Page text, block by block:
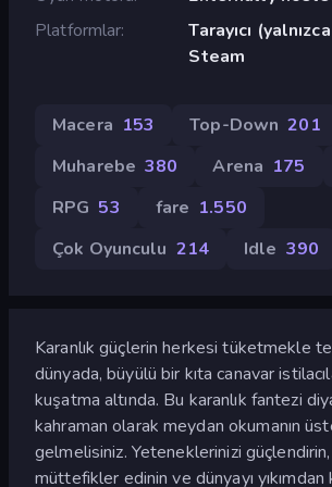
Platformlar
Tarayıcı
Steam
Macera 153 Top-Down 201
Muharebe 380 Arena 175
RPG 53 fare 1.550
Çok Oyunculu 214 Idle 390
Karanlık güçlerin herkesi tüketmekle
dünyada, büyülü bir kıta canavar
kuşatma altında. Bu karanlık fantezi
kahraman olarak meydan okumanın
gelmelisiniz. Yeteneklerinizi
müttefikler edinin ve dünyayı yıkımdan